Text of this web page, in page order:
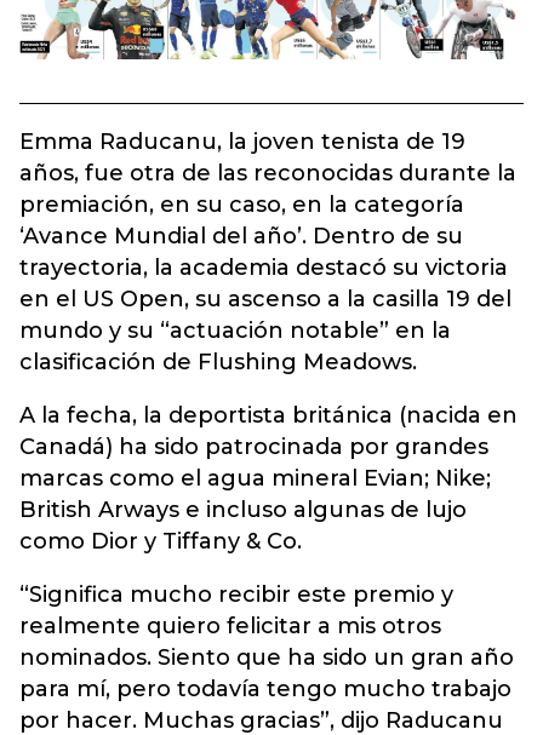
Emma Raducanu, la joven tenista de 19
años, fue otra de las reconocidas durante la
premiación, en su caso, en la categoría
‘Avance Mundial del año’. Dentro de su
trayectoria, la academia destacó su victoria
en el US Open, su ascenso a la casilla 19 del
mundo y su “actuación notable” en la
clasificación de Flushing Meadows.
A la fecha, la deportista británica (nacida en
Canadá) ha sido patrocinada por grandes
marcas como el agua mineral Evian; Nike;
British Arways e incluso algunas de lujo
como Dior y Tiffany & Co.
“Significa mucho recibir este premio y
realmente quiero felicitar a mis otros
nominados. Siento que ha sido un gran año
para mí, pero todavía tengo mucho trabajo
por hacer. Muchas gracias”, dijo Raducanu